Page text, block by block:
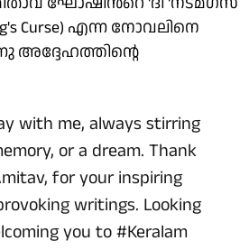
Curse) എന്ന നോവലിനെ
അദ്ദേഹത്തിന്റെ
with me, always stirring
or a dream. Thank
, for your inspiring
writings. Looking
you to#Keralam